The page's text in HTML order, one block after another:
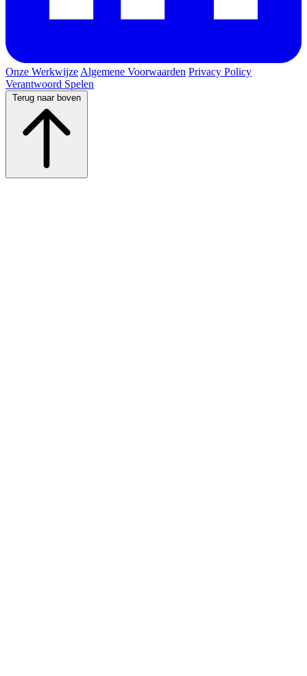
Onze Werkwijze Algemene Voorwaarden Privacy Policy
Verantwoord Spelen
Terug naar boven